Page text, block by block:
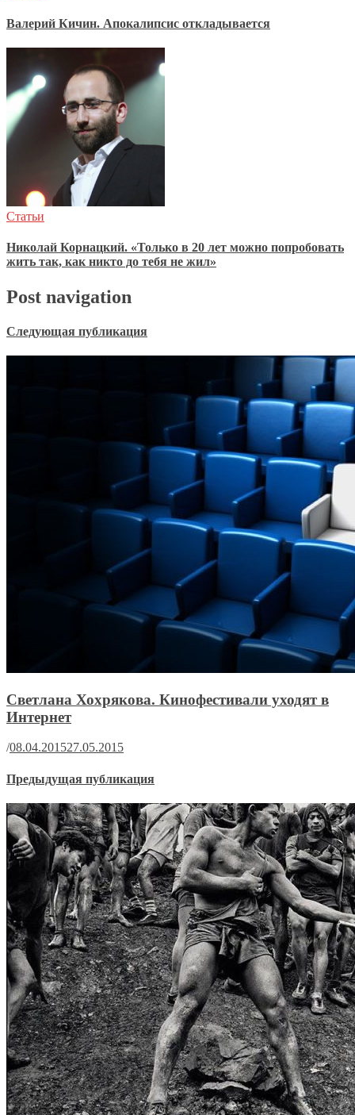
Валерий Кичин. Апокалипсис откладывается
Статьи
Николай Корнацкий. «Только в 20 лет можно попробовать
жить так, как никто до тебя не жил»
Post navigation
Следующая публикация
Светлана Хохрякова. Кинофестивали уходят в
Интернет
/08.04.201527.05.2015
Предыдущая публикация